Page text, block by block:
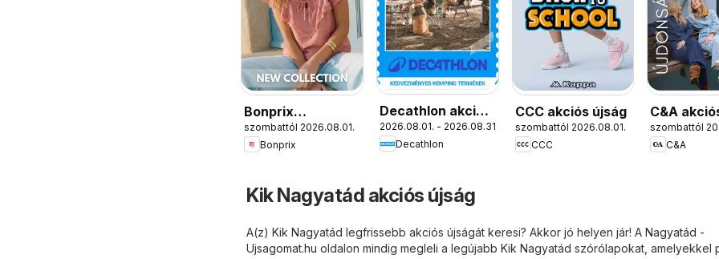
Bonprix
katalógus - New
Collection
szombattól 2026.08.01.
Bonprix
Decathlon akciós
újság
2026.08.01. - 2026.08.31.
Decathlon
CCC akciós újság
szombattól 2026.08.01.
CCC
C&A
szombattól
C&A
Kik Nagyatád akciós újság
A(z) Kik Nagyatád legfrissebb akciós újságát keresi? Akkor jó helyen jár! A Nagyatád -
Ujsagomat.hu oldalon mindig megleli a legújabb Kik Nagyatád szórólapokat, amelyekkel